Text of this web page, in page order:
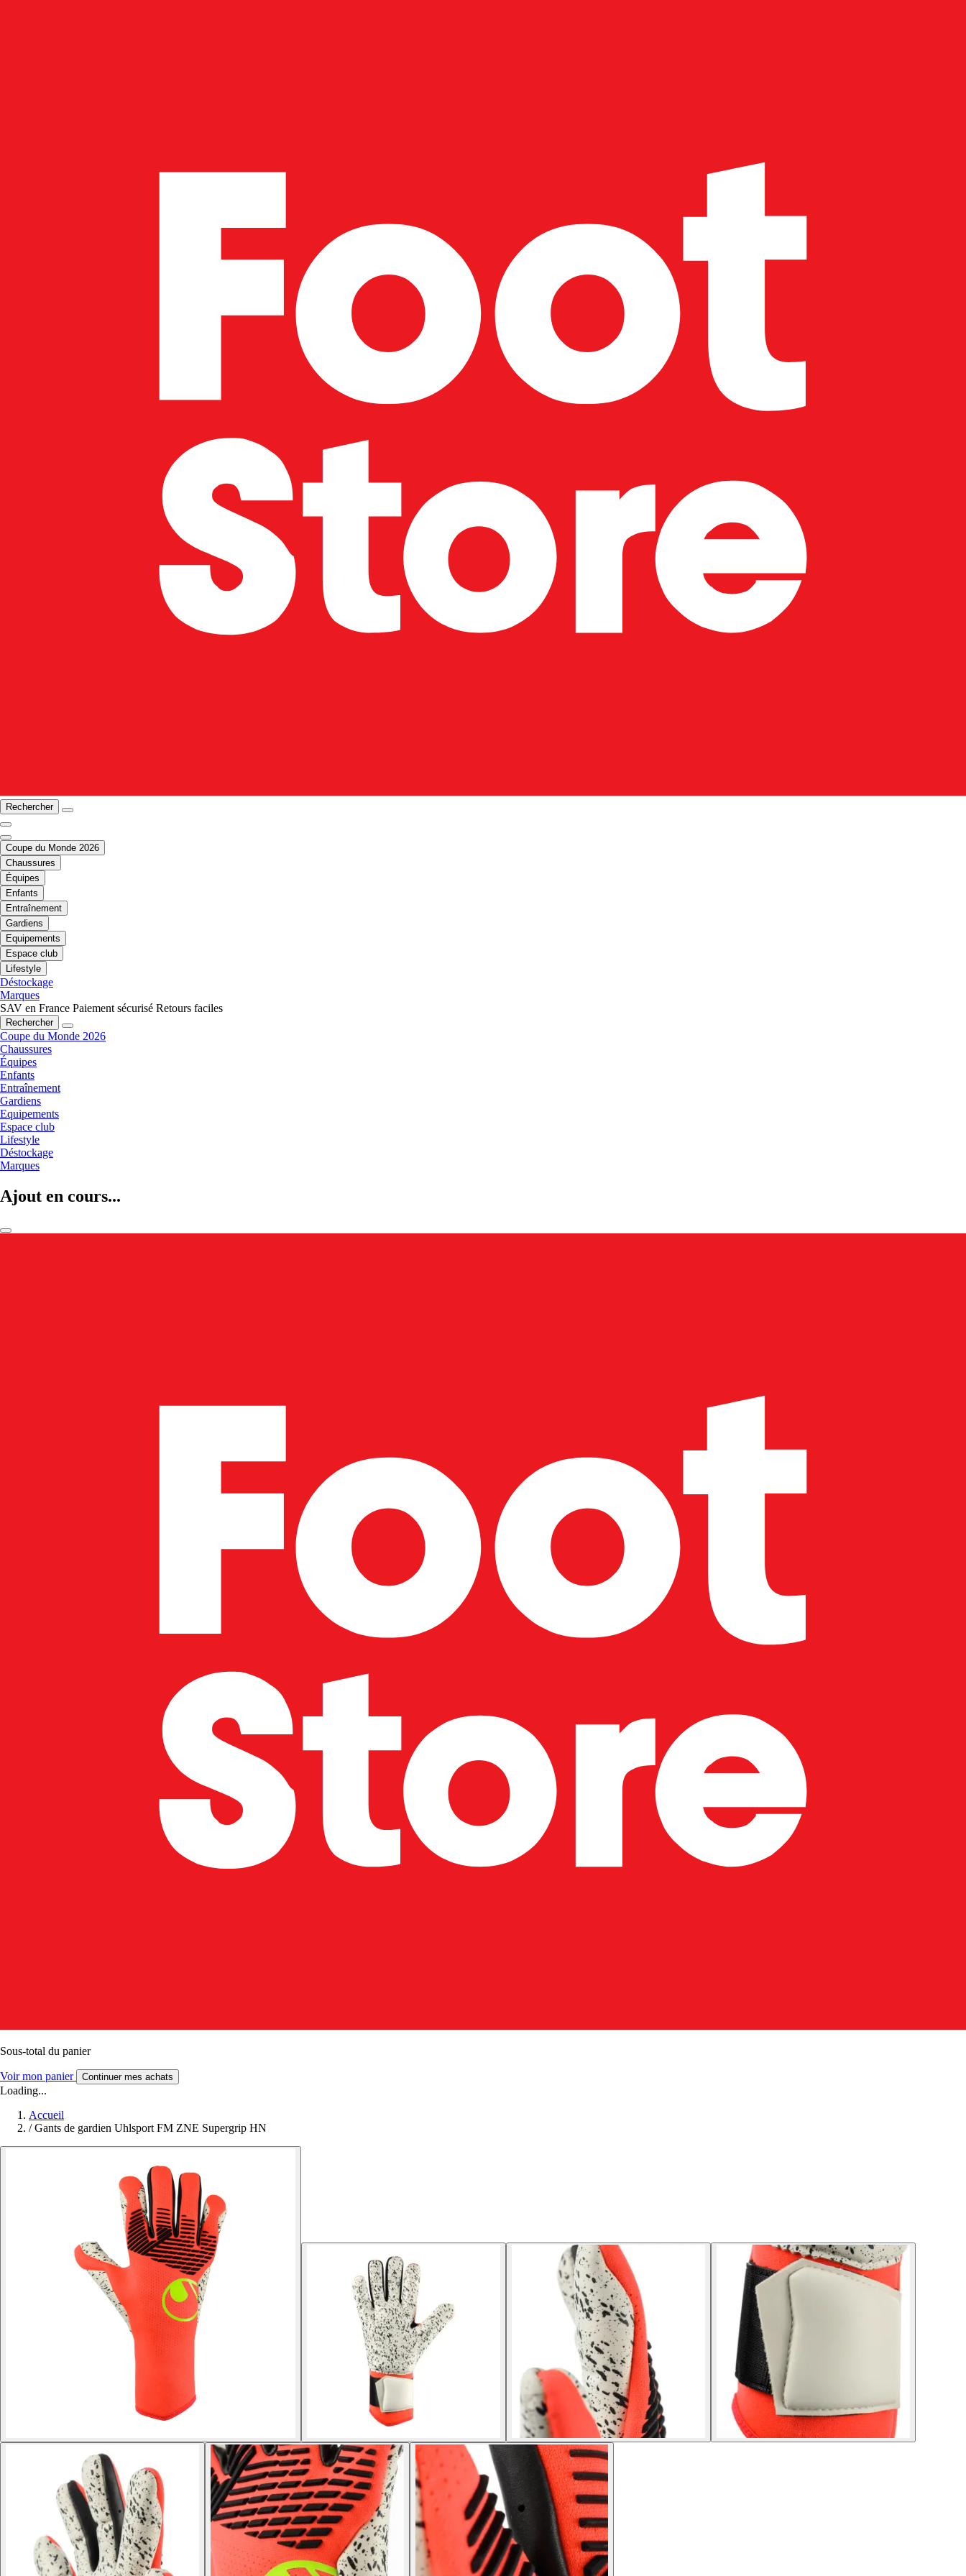
Rechercher
Coupe du Monde 2026
Chaussures
Équipes
Enfants
Entraînement
Gardiens
Equipements
Espace club
Lifestyle
Déstockage
Marques
SAV en France Paiement sécurisé Retours faciles
Rechercher
Coupe du Monde 2026
Chaussures
Équipes
Enfants
Entraînement
Gardiens
Equipements
Espace club
Lifestyle
Déstockage
Marques
Ajout en cours...
Sous-total du panier
Voir mon panier Continuer mes achats
Loading...
Accueil
/ Gants de gardien Uhlsport FM ZNE Supergrip HN